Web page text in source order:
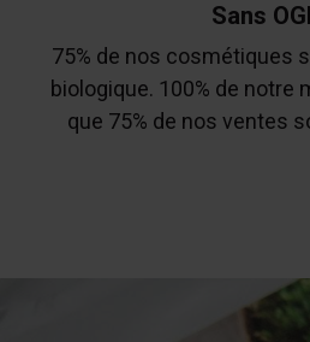
Sans
75% de nos cosmétiques
biologique. 100% de notre
que 75% de nos ventes